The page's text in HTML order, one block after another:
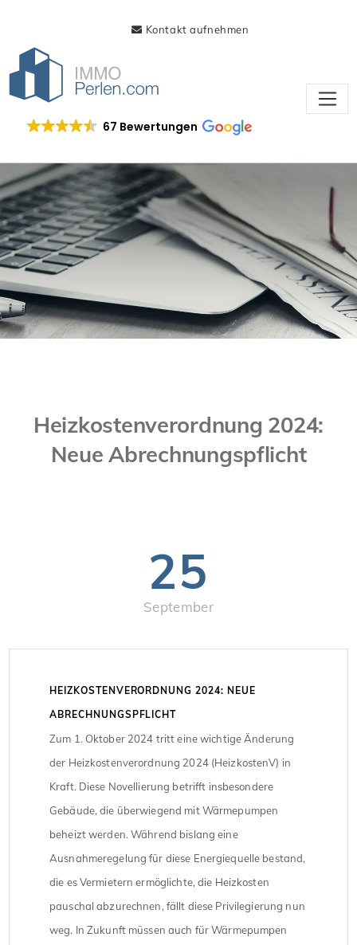
Kontakt aufnehmen
67 Bewertungen
Heizkostenverordnung 2024:
Neue Abrechnungspflicht
25
September
HEIZKOSTENVERORDNUNG 2024: NEUE
ABRECHNUNGSPFLICHT
Zum 1. Oktober 2024 tritt eine wichtige Änderung
der Heizkostenverordnung 2024 (HeizkostenV) in
Kraft. Diese Novellierung betrifft insbesondere
Gebäude, die überwiegend mit Wärmepumpen
beheizt werden. Während bislang eine
Ausnahmeregelung für diese Energiequelle bestand,
die es Vermietern ermöglichte, die Heizkosten
pauschal abzurechnen, fällt diese Privilegierung nun
weg. In Zukunft müssen auch für Wärmepumpen